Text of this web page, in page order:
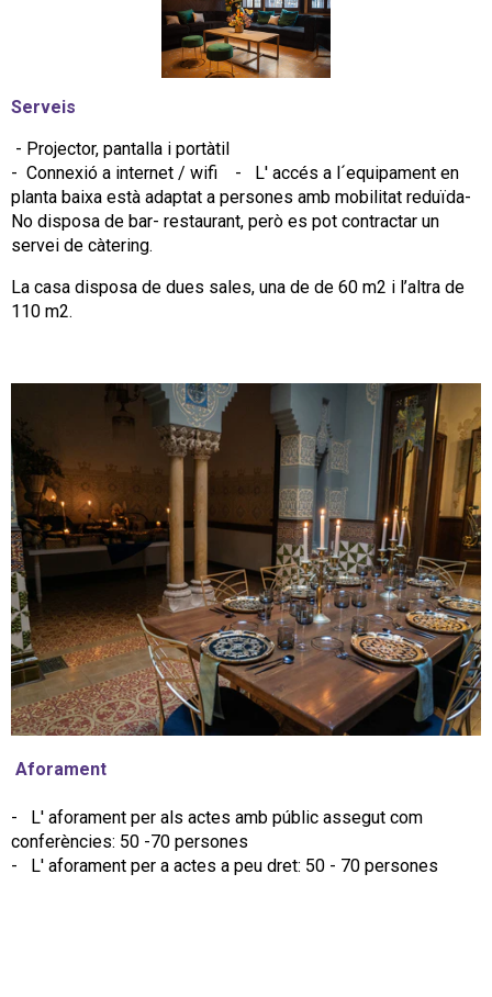
Serveis
- Projector, pantalla i portàtil
- Connexió a internet / wifi - L' accés a l´equipament en
planta baixa està adaptat a persones amb mobilitat reduïda-
No disposa de bar- restaurant, però es pot contractar un
servei de càtering.
La casa disposa de dues sales, una de de 60 m2 i l’altra de
110 m2.
Aforament
- L' aforament per als actes amb públic assegut com
conferències: 50 -70 persones
- L' aforament per a actes a peu dret: 50 - 70 persones